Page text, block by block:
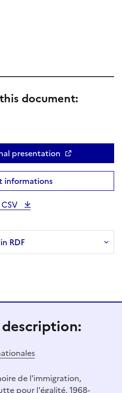
document:
presentation
informations
RDF
de l'immigration,
pour l'égalité, 1968-